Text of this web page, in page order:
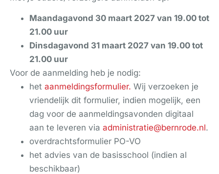
Maandagavond 30 maart 2027 van 19.00 tot
21.00 uur
Dinsdagavond 31 maart 2027 van 19.00 tot
21.00 uur
Voor de aanmelding heb je nodig:
het aanmeldingsformulier. Wij verzoeken je
vriendelijk dit formulier, indien mogelijk, een
dag voor de aanmeldingsavonden digitaal
aan te leveren via administratie@bernrode.nl.
overdrachtsformulier PO-VO
het advies van de basisschool (indien al
beschikbaar)